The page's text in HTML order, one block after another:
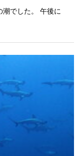
潮でした。 午後に